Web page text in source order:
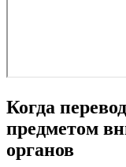
Когда
предметом
органов